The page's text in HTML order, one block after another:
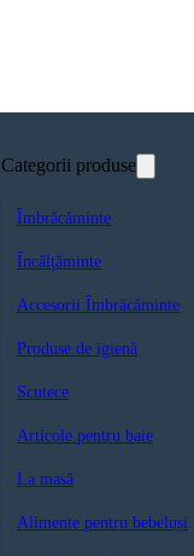
Categorii produse
Îmbrăcăminte
Încălțăminte
Accesorii Îmbrăcăminte
Produse de igienă
Scutece
Articole pentru baie
La masă
Alimente pentru bebeluși